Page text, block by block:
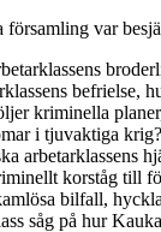
församling var
befrielse,
kriminella
i tjuvaktiga
arbetarklassens
korståg till
bilfall,
såg på hur